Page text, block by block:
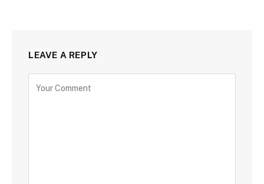
LEAVE A REPLY